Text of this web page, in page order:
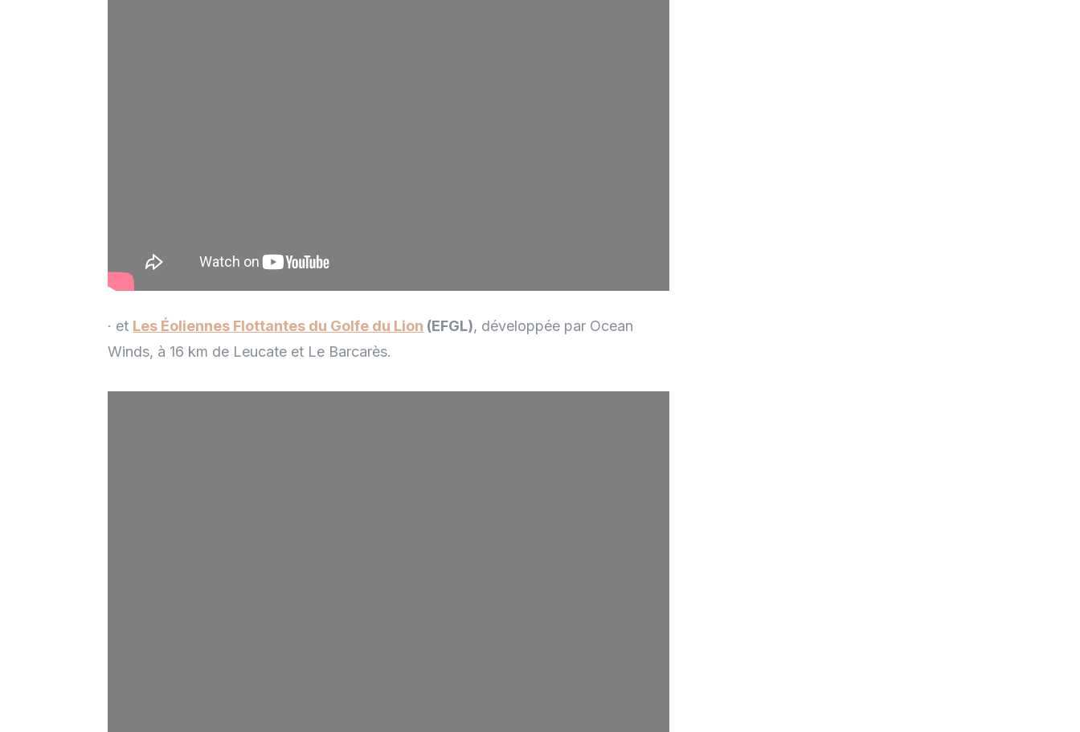
· et Les Éoliennes Flottantes du Golfe du Lion (EFGL), développée par Ocean
Winds, à 16 km de Leucate et Le Barcarès.